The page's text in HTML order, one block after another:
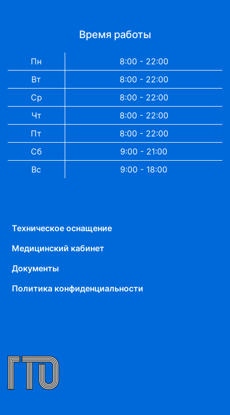
Время работы
Пн
8:00 - 22:00
Вт
8:00 - 22:00
Ср
8:00 - 22:00
Чт
8:00 - 22:00
Пт
8:00 - 22:00
Сб
9:00 - 21:00
Вс
9:00 - 18:00
Техническое оснащение
Медицинский кабинет
Документы
Политика конфиденциальности